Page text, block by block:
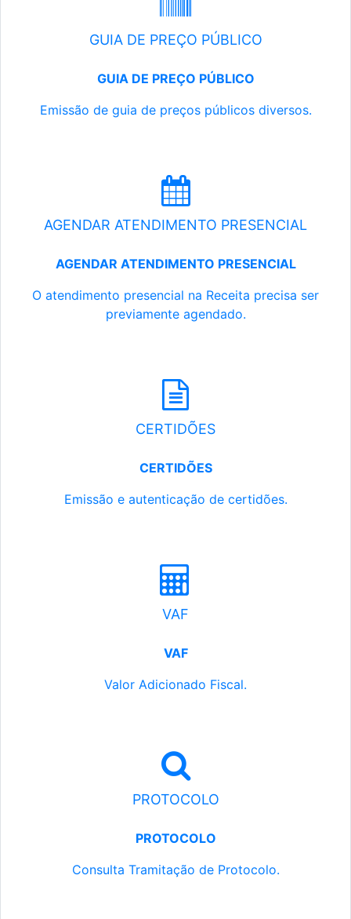
GUIA DE PREÇO PÚBLICO
GUIA DE PREÇO PÚBLICO
Emissão de guia de preços públicos diversos.
AGENDAR ATENDIMENTO PRESENCIAL
AGENDAR ATENDIMENTO PRESENCIAL
O atendimento presencial na Receita precisa ser
previamente agendado.
CERTIDÕES
CERTIDÕES
Emissão e autenticação de certidões.
VAF
VAF
Valor Adicionado Fiscal.
PROTOCOLO
PROTOCOLO
Consulta Tramitação de Protocolo.